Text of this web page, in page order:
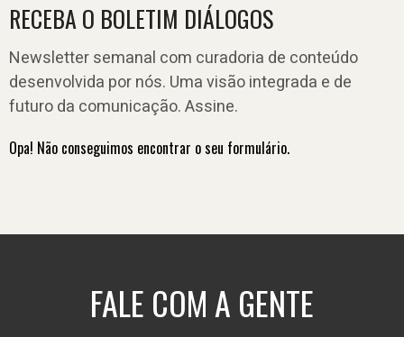
RECEBA O BOLETIM DIÁLOGOS
Newsletter semanal com curadoria de conteúdo
desenvolvida por nós. Uma visão integrada e de
futuro da comunicação. Assine.
Opa! Não conseguimos encontrar o seu formulário.
FALE COM A GENTE